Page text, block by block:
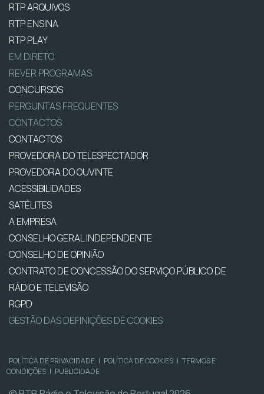
RTP ARQUIVOS
RTP ENSINA
RTP PLAY
EM DIRETO
REVER PROGRAMAS
CONCURSOS
PERGUNTAS FREQUENTES
CONTACTOS
CONTACTOS
PROVEDORA DO TELESPECTADOR
PROVEDORA DO OUVINTE
ACESSIBILIDADES
SATÉLITES
A EMPRESA
CONSELHO GERAL INDEPENDENTE
CONSELHO DE OPINIÃO
CONTRATO DE CONCESSÃO DO SERVIÇO PÚBLICO DE
RÁDIO E TELEVISÃO
RGPD
GESTÃO DAS DEFINIÇÕES DE COOKIES
POLÍTICA DE PRIVACIDADE | POLÍTICA DE COOKIES | TERMOS E
CONDIÇÕES | PUBLICIDADE